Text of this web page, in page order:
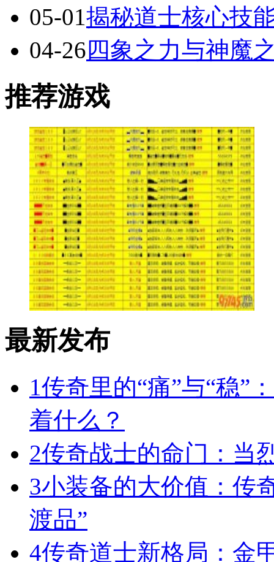
05-01揭秘道士核心技
04-26四象之力与神魔
推荐游戏
最新发布
1传奇里的“痛”与“稳”
着什么？
2传奇战士的命门：当
3小装备的大价值：传
渡品”
4传奇道士新格局：金